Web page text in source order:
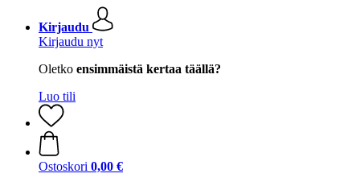
Kirjaudu
Kirjaudu nyt
Oletko ensimmäistä kertaa täällä?
Luo tili
Ostoskori 0,00 €